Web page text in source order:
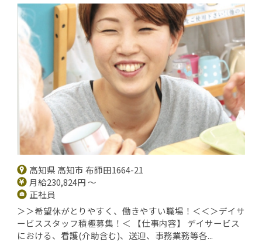
高知県 高知市 布師田1664-21
月給230,824円 ～
正社員
＞＞希望休がとりやすく、働きやすい職場！＜＜＞デイサ
ービススタッフ積極募集！＜ 【仕事内容】 デイサービス
における、看護(介助含む)、送迎、事務業務等各...